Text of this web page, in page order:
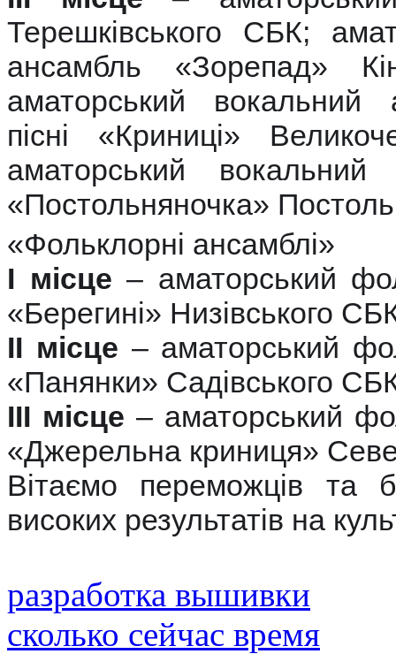
Терешківського СБК;
ансамбль «Зорепад»
аматорський вокальний
пісні «Криниці»
аматорський
«Постольняночка»
«Фольклорні ансамблі»
І місце – аматорський
«Берегині» Низівського
ІІ місце – аматорський
«Панянки» Садівського
ІІІ місце – аматорський
«Джерельна криниця»
Вітаємо переможців та
високих результатів на
разработка вышивки
сколько сейчас время